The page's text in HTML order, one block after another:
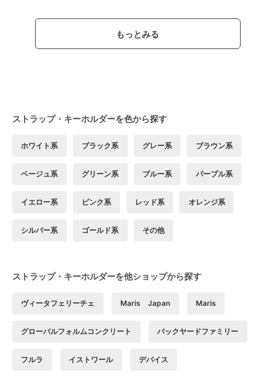
もっとみる
ストラップ・キーホルダーを色から探す
ホワイト系 ブラック系 グレー系 ブラウン系
ベージュ系 グリーン系 ブルー系 パープル系
イエロー系 ピンク系 レッド系 オレンジ系
シルバー系 ゴールド系 その他
ストラップ・キーホルダーを他ショップから探す
ヴィータフェリーチェ Maris Japan Maris
グローバルフォルムコンクリート バックヤードファミリー
フルラ イストワール デバイス